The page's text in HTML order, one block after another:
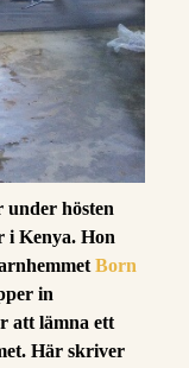
under hösten
i Kenya. Hon
Born
in
att lämna ett
Här skriver